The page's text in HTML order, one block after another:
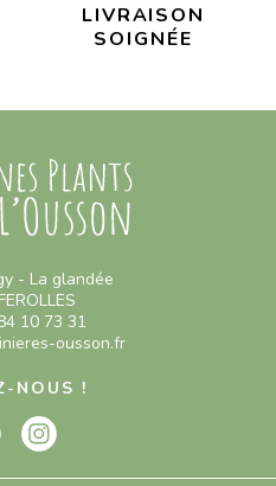
LIVRAISON
SOIGNÉE
- La glandée
10 73 31
ousson.fr
NOUS !